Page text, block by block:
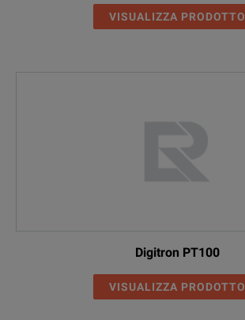
VISUALIZZA PRODOTTO
Digitron PT100
VISUALIZZA PRODOTTO